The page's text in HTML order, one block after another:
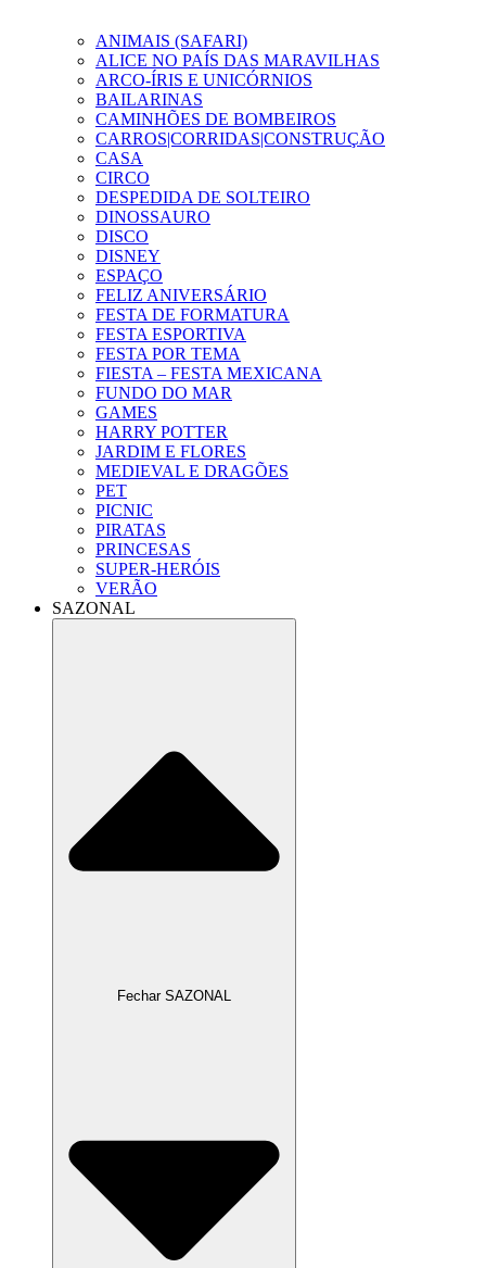
ANIMAIS (SAFARI)
ALICE NO PAÍS DAS MARAVILHAS
ARCO-ÍRIS E UNICÓRNIOS
BAILARINAS
CAMINHÕES DE BOMBEIROS
CARROS|CORRIDAS|CONSTRUÇÃO
CASA
CIRCO
DESPEDIDA DE SOLTEIRO
DINOSSAURO
DISCO
DISNEY
ESPAÇO
FELIZ ANIVERSÁRIO
FESTA DE FORMATURA
FESTA ESPORTIVA
FESTA POR TEMA
FIESTA – FESTA MEXICANA
FUNDO DO MAR
GAMES
HARRY POTTER
JARDIM E FLORES
MEDIEVAL E DRAGÕES
PET
PICNIC
PIRATAS
PRINCESAS
SUPER-HERÓIS
VERÃO
SAZONAL
Fechar SAZONAL